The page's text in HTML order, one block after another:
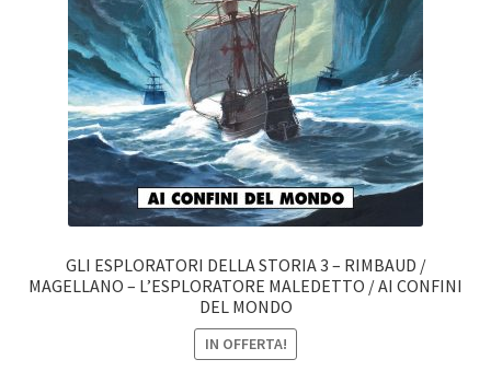
GLI ESPLORATORI DELLA STORIA 3 – RIMBAUD /
MAGELLANO – L’ESPLORATORE MALEDETTO / AI CONFINI
DEL MONDO
IN OFFERTA!